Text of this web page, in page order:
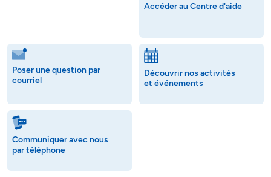
Accéder au Centre d'aide
Poser une question par
courriel
Découvrir nos activités
et événements
Communiquer avec nous
par téléphone